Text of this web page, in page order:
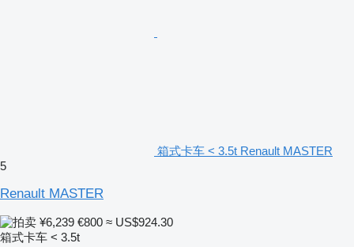
箱式卡车 < 3.5t Renault MASTER
5
Renault MASTER
¥6,239 €800 ≈ US$924.30
箱式卡车 < 3.5t